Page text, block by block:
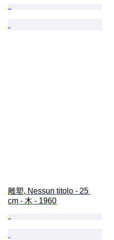
雕塑, Nessun titolo - 25
cm - 木 - 1960